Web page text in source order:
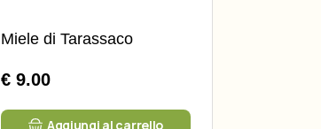
Miele di Tarassaco
€ 9.00
Aggiungi al carrello